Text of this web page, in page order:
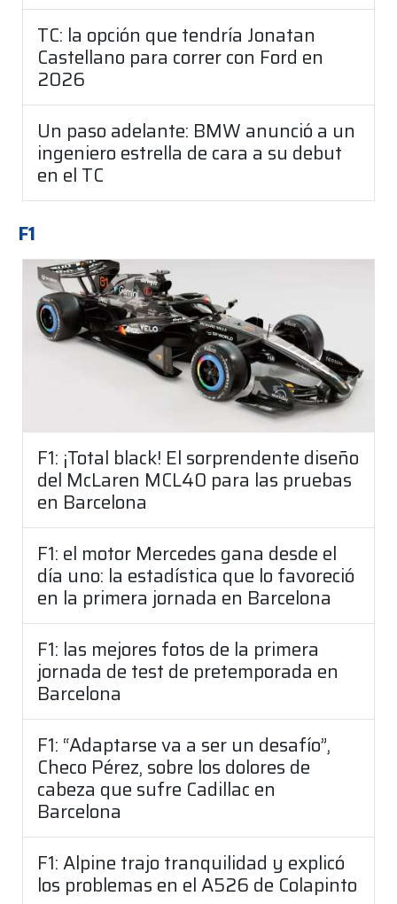
TC: la opción que tendría Jonatan
Castellano para correr con Ford en
2026
Un paso adelante: BMW anunció a un
ingeniero estrella de cara a su debut
en el TC
F1
F1: ¡Total black! El sorprendente diseño
del McLaren MCL40 para las pruebas
en Barcelona
F1: el motor Mercedes gana desde el
día uno: la estadística que lo favoreció
en la primera jornada en Barcelona
F1: las mejores fotos de la primera
jornada de test de pretemporada en
Barcelona
F1: “Adaptarse va a ser un desafío”,
Checo Pérez, sobre los dolores de
cabeza que sufre Cadillac en
Barcelona
F1: Alpine trajo tranquilidad y explicó
los problemas en el A526 de Colapinto